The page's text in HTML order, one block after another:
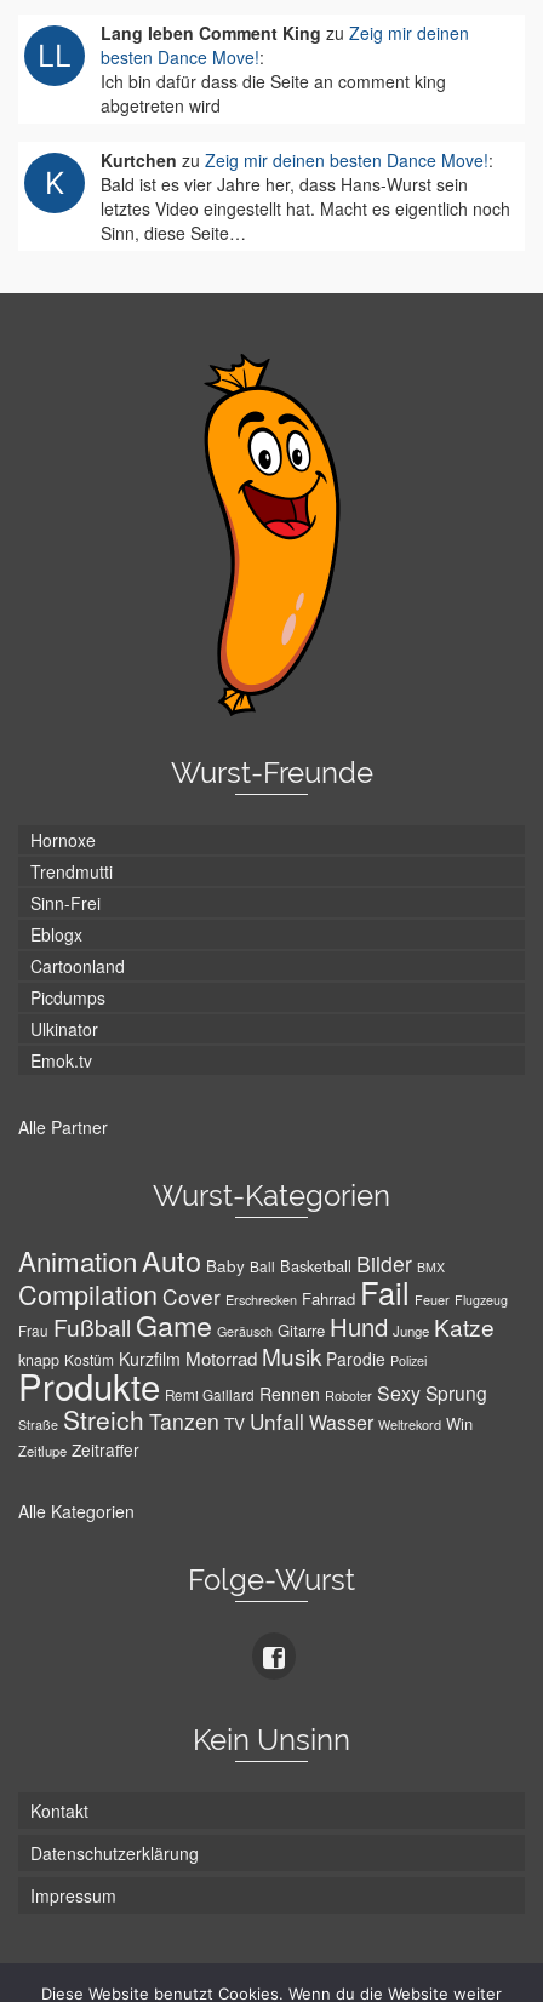
Lang leben Comment King zu Zeig mir deinen
besten Dance Move!:
Ich bin dafür dass die Seite an comment king
abgetreten wird
Kurtchen zu Zeig mir deinen besten Dance Move!:
Bald ist es vier Jahre her, dass Hans-Wurst sein
letztes Video eingestellt hat. Macht es eigentlich noch
Sinn, diese Seite…
Wurst-Freunde
Hornoxe
Trendmutti
Sinn-Frei
Eblogx
Cartoonland
Picdumps
Ulkinator
Emok.tv
Alle Partner
Wurst-Kategorien
AnimationAuto Baby Ball Basketball Bilder BMX
Compilation Cover Erschrecken Fahrrad Fail Feuer Flugzeug
Frau Fußball Game Geräusch Gitarre Hund Junge Katze
knapp Kostüm Kurzfilm Motorrad Musik Parodie Polizei
Produkte Remi Gaillard Rennen Roboter SexySprung
Straße Streich Tanzen TV Unfall Wasser Weltrekord Win
Zeitlupe Zeitraffer
Alle Kategorien
Folge-Wurst
Kein Unsinn
Kontakt
Datenschutzerklärung
Impressum
Diese Website benutzt Cookies. Wenn du die Website weiter